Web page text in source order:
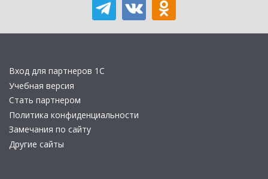
Вход для партнеров 1С
Учебная версия
Стать партнером
Политика конфиденциальности
Замечания по сайту
Другие сайты